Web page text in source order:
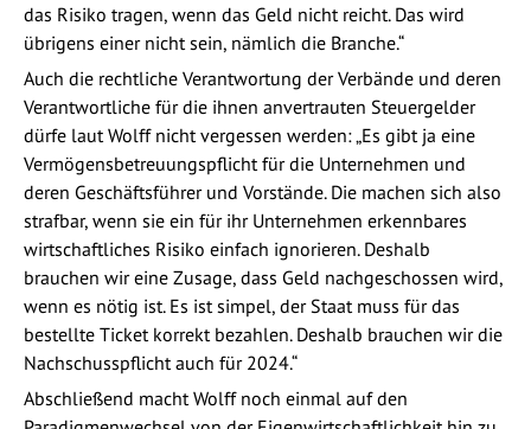
das Risiko tragen, wenn das Geld nicht reicht. Das wird
übrigens einer nicht sein, nämlich die Branche.“
Auch die rechtliche Verantwortung der Verbände und deren
Verantwortliche für die ihnen anvertrauten Steuergelder
dürfe laut Wolff nicht vergessen werden: „Es gibt ja eine
Vermögensbetreuungspflicht für die Unternehmen und
deren Geschäftsführer und Vorstände. Die machen sich also
strafbar, wenn sie ein für ihr Unternehmen erkennbares
wirtschaftliches Risiko einfach ignorieren. Deshalb
brauchen wir eine Zusage, dass Geld nachgeschossen wird,
wenn es nötig ist. Es ist simpel, der Staat muss für das
bestellte Ticket korrekt bezahlen. Deshalb brauchen wir die
Nachschusspflicht auch für 2024.“
Abschließend macht Wolff noch einmal auf den